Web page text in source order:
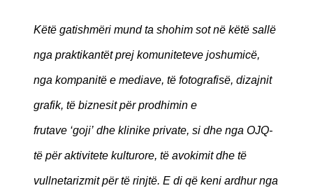
Këtë gatishmëri mund ta shohim sot në këtë sallë
nga praktikantët prej komuniteteve joshumicë,
nga kompanitë e mediave, të fotografisë, dizajnit
grafik, të biznesit për prodhimin e
frutave ‘goji’ dhe klinike private, si dhe nga OJQ-
të për aktivitete kulturore, të avokimit dhe të
vullnetarizmit për të rinjtë. E di që keni ardhur nga